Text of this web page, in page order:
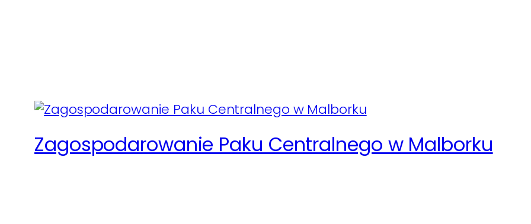
Zagospodarowanie Paku Centralnego w Malborku